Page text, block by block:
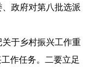
政府对第八批选派
于乡村振兴工作重
作任务。二要立足